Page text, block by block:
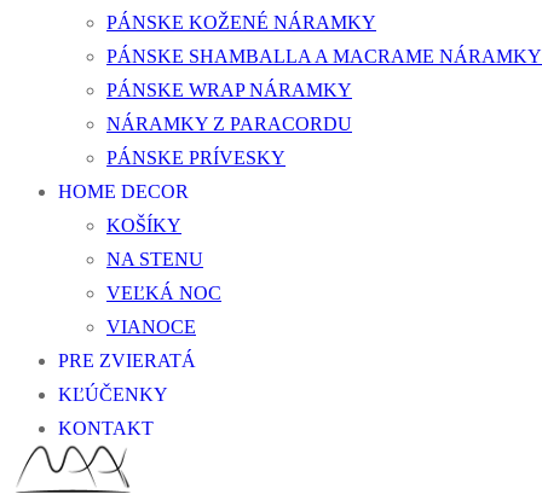
PÁNSKE KOŽENÉ NÁRAMKY
PÁNSKE SHAMBALLA A MACRAME NÁRAMKY
PÁNSKE WRAP NÁRAMKY
NÁRAMKY Z PARACORDU
PÁNSKE PRÍVESKY
HOME DECOR
KOŠÍKY
NA STENU
VEĽKÁ NOC
VIANOCE
PRE ZVIERATÁ
KĽÚČENKY
KONTAKT